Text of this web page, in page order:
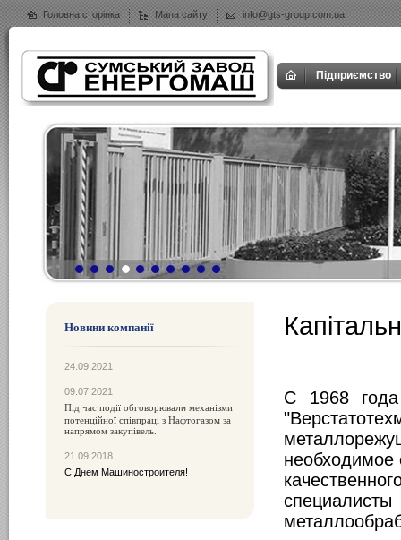
Головна сторінка Мапа сайту info@gts-group.com.ua
Підприємство
Новини компанії
24.09.2021
09.07.2021
Під час події обговорювали механізми
потенційної співпраці з Нафтогазом за
напрямом закупівель.
21.09.2018
С Днем Машиностроителя!
С 1968 года
необходимое
специалисты